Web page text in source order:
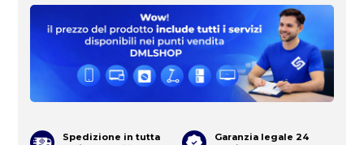
Spedizione in tutta
Garanzia legale 24